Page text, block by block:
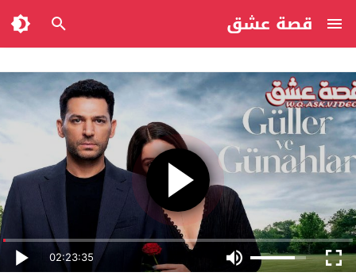
قصة عشق
02:23:35